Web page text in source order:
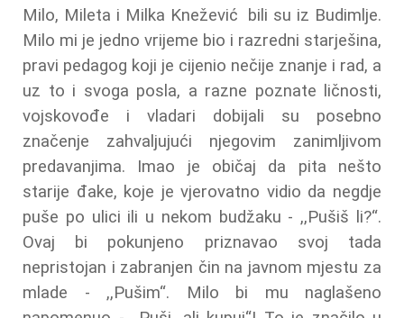
Milo, Mileta i Milka Knežević bili su iz Budimlje.
Milo mi je jedno vrijeme bio i razredni starješina,
pravi pedagog koji je cijenio nečije znanje i rad, a
uz to i svoga posla, a razne poznate ličnosti,
vojskovođe i vladari dobijali su posebno
značenje zahvaljujući njegovim zanimljivom
predavanjima. Imao je običaj da pita nešto
starije đake, koje je vjerovatno vidio da negdje
puše po ulici ili u nekom budžaku - ,,Pušiš li?“.
Ovaj bi pokunjeno priznavao svoj tada
nepristojan i zabranjen čin na javnom mjestu za
mlade - ,,Pušim“. Milo bi mu naglašeno